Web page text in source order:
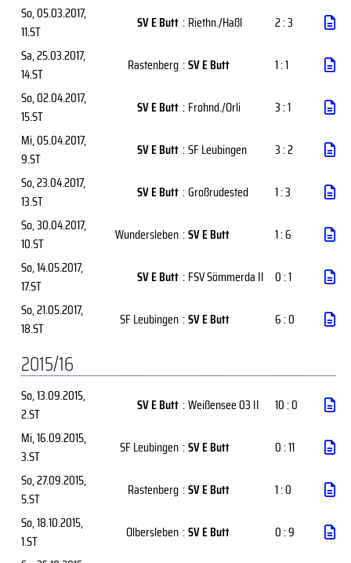
So, 05.03.2017,
11.ST
SV E Butt : Riethn./Haßl
2 : 3
Sa, 25.03.2017,
14.ST
Rastenberg :SV E Butt
1 : 1
So, 02.04.2017,
15.ST
SV E Butt : Frohnd./Orli
3 : 1
Mi, 05.04.2017,
9.ST
SV E Butt :SF Leubingen
3 : 2
So, 23.04.2017,
13.ST
SV E Butt :Großrudested
1 : 3
So, 30.04.2017,
10.ST
Wundersleben :SV E Butt
1 : 6
So, 14.05.2017,
17.ST
SV E Butt : FSV Sömmerda II 0 : 1
So, 21.05.2017,
18.ST
SF Leubingen :SV E Butt 6 : 0
2015/16
So, 13.09.2015,
2.ST
SV E Butt :Weißensee 03 II
10 : 0
Mi, 16.09.2015,
3.ST
SF Leubingen :SV E Butt
0 : 11
So, 27.09.2015,
5.ST
Rastenberg :SV E Butt
1 : 0
So, 18.10.2015,
1.ST
Olbersleben :SV E Butt
0 : 9